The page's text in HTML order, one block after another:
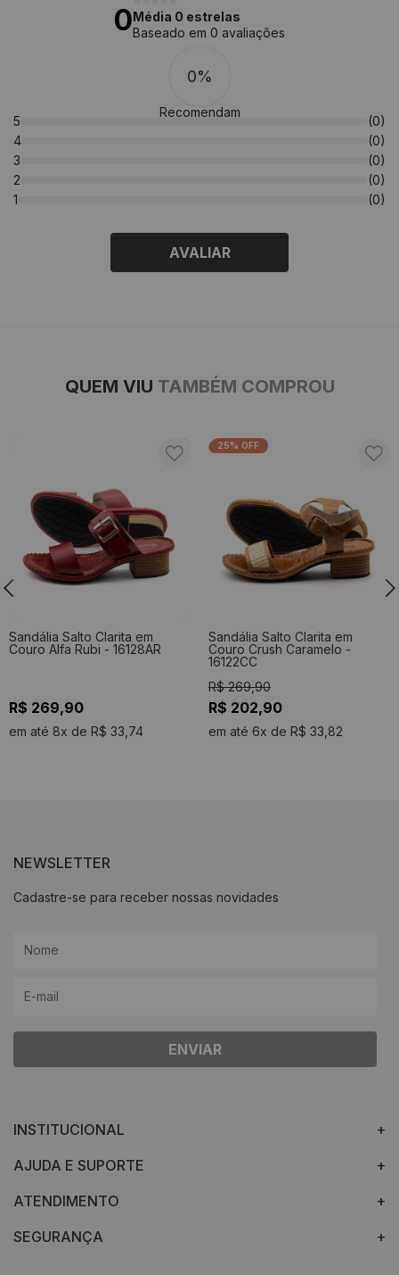
0Média 0 estrelas
Baseado em 0 avaliações
0%
Recomendam
5
(0)
4
(0)
3
(0)
2
(0)
1
(0)
AVALIAR
QUEM VIU TAMBÉM COMPROU
Sandália Salto Clarita em
Couro Alfa Rubi - 16128AR
R$ 269,90
em até 8x de R$ 33,74
25% OFF
Sandália Salto Clarita em
Couro Crush Caramelo -
16122CC
R$ 269,90
R$ 202,90
em até 6x de R$ 33,82
NEWSLETTER
Cadastre-se para receber nossas novidades
ENVIAR
INSTITUCIONAL
AJUDA E SUPORTE
ATENDIMENTO
SEGURANÇA